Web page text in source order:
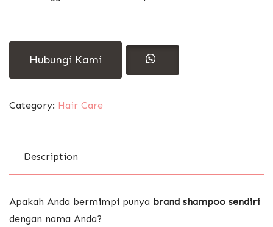
Hubungi Kami
Category: Hair Care
Description
Apakah Anda bermimpi punya brand shampoo sendiri
dengan nama Anda?